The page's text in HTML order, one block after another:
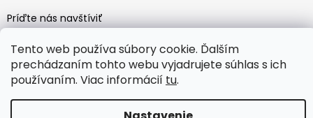
Tento web používa súbory cookie. Ďalším
prechádzaním tohto webu vyjadrujete súhlas s ich
používaním. Viac informácií tu.
Príďte nás navštíviť